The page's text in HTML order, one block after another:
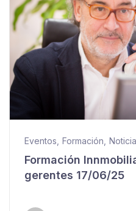
Eventos Formación
Formación
gerentes 17/06/25